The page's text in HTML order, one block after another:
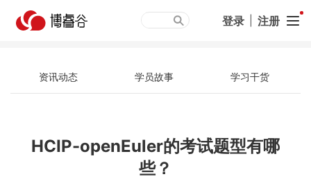
登录 注册
资讯动态 学员故事 学习干货
HCIP-openEuler的考试题型有哪
些？